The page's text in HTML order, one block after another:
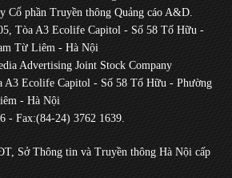
Cổ phần Truyền thông Quảng cáo A&D.
Tòa A3 Ecolife Capitol - Số 58 Tố Hữu -
Từ Liêm - Hà Nội
Advertising Joint Stock Company
A3 Ecolife Capitol - Số 58 Tố Hữu - Phường
- Hà Nội
- Fax:(84-24) 3762 1639.
Sở Thông tin và Truyền thông Hà Nội cấp